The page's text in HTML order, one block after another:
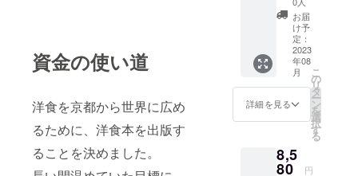
資金の使い道
洋食を京都から世界に広め
るために、洋食本を出版す
ることを決めました。
ける期
間とし
て、 精
米年月
日より
75日以
内をお
してお
りま
パック
商品の
保存方
法 冷
暗所 お
米はお
野菜と
同じ生
鮮食品
のた
はござ
いませ
向け
NEWデ
ザイン)
配送料
込み お
米のお
いしい
炊き方
ト付
き。 ギ
食に合
うお
米…12
個(訪日
外国人
観光客
向け
NEWデ
ザイン)
お米の
い炊き
方が書
お届
け予
定：
2023
年08
月
詳細を見る
こ
の
リ
タ
ー
ン
を
選
択
す
る
8,5
80 円